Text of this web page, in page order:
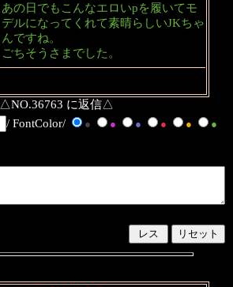
あの日でもこんなエロいpを履いてモ
デルになってくれて素晴らしいJKちゃ
んですね。
ごちそうさまでした。
△NO.36763 に返信△
/ FontColor/ ● ● ● ● ●
●